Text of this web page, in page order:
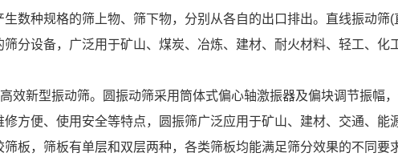
数种规格的筛上物、筛下物，分别从各自的出口排出。直线振动筛
分设备，广泛用于矿山、煤炭、冶炼、建材、耐火材料、轻工、化
效新型振动筛。圆振动筛采用筒体式偏心轴激振器及偏块调节振幅
方便、使用安全等特点，圆振筛广泛应用于矿山、建材、交通、
板，筛板有单层和双层两种，各类筛板均能满足筛分效果的不同